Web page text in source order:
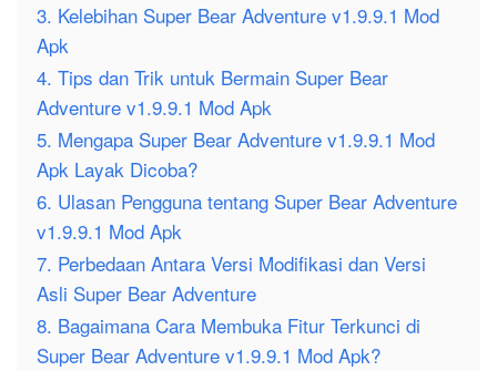
3. Kelebihan Super Bear Adventure v1.9.9.1 Mod
Apk
4. Tips dan Trik untuk Bermain Super Bear
Adventure v1.9.9.1 Mod Apk
5. Mengapa Super Bear Adventure v1.9.9.1 Mod
Apk Layak Dicoba?
6. Ulasan Pengguna tentang Super Bear Adventure
v1.9.9.1 Mod Apk
7. Perbedaan Antara Versi Modifikasi dan Versi
Asli Super Bear Adventure
8. Bagaimana Cara Membuka Fitur Terkunci di
Super Bear Adventure v1.9.9.1 Mod Apk?